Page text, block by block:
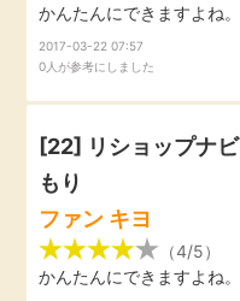
かんたんにできますよね。
2017-03-22 07:57
0人が参考にしました
[22] リショップナ
もり
ファン キヨ
（4/5）
かんたんにできますよね。